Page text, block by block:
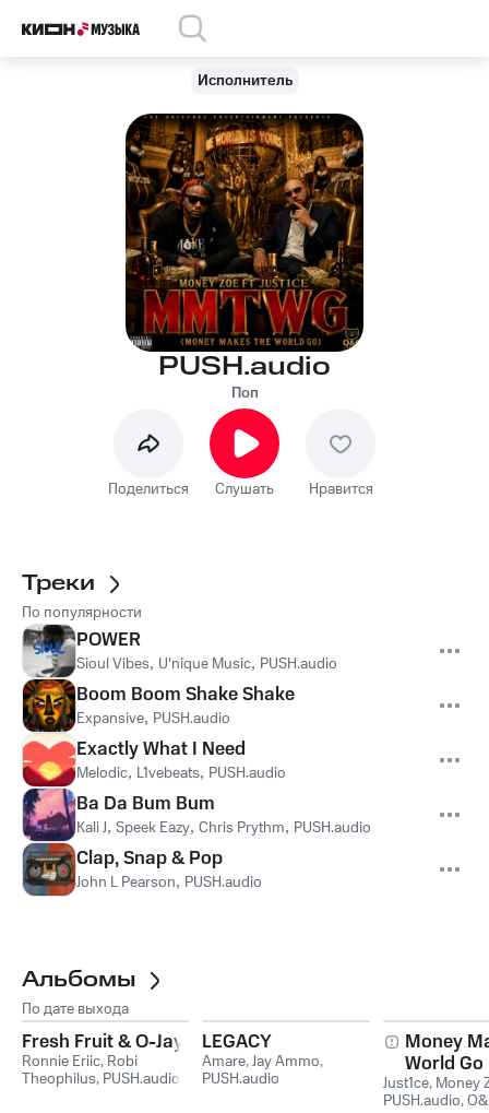
Исполнитель
PUSH.audio
Поп
Поделиться Слушать Нравится
Треки
По популярности
POWER
Sioul Vibes, U'nique Music, PUSH.audio
Boom Boom Shake Shake
Expansive, PUSH.audio
Exactly What I Need
Melodic, L1vebeats, PUSH.audio
Ba Da Bum Bum
Kali J, Speek Eazy, Chris Prythm, PUSH.audio
Clap, Snap & Pop
John L Pearson, PUSH.audio
Альбомы
По дате выхода
Fresh Fruit & O-Jay
Ronnie Eriic, Robi
Theophilus, PUSH.audio
LEGACY
Amare,Jay Ammo,
PUSH.audio
Money
World Go
Just1ce, Money
PUSH.audio,